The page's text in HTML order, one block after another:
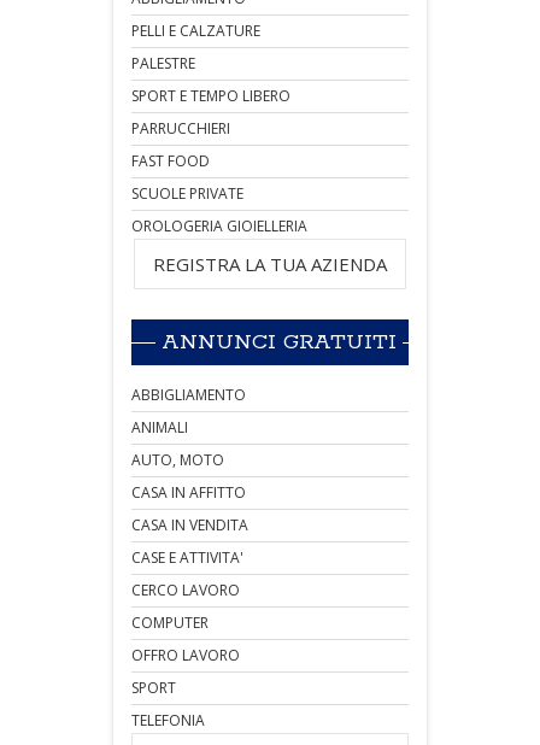
PELLI E CALZATURE
PALESTRE
SPORT E TEMPO LIBERO
PARRUCCHIERI
FAST FOOD
SCUOLE PRIVATE
OROLOGERIA GIOIELLERIA
REGISTRA LA TUA AZIENDA
ANNUNCI GRATUITI
ABBIGLIAMENTO
ANIMALI
AUTO, MOTO
CASA IN AFFITTO
CASA IN VENDITA
CASE E ATTIVITA'
CERCO LAVORO
COMPUTER
OFFRO LAVORO
SPORT
TELEFONIA